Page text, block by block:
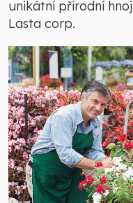
unikátní přírodní
Lasta corp.